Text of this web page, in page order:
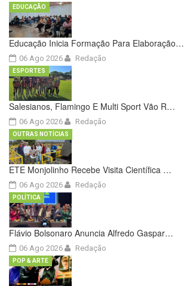
Educação Inicia Formação Para Elaboração…
06 Ago 2026
EDUCAÇÃO
Redação
Salesianos, Flamingo E Multi Sport Vão R…
06 Ago 2026
ESPORTES
Redação
ETE Monjolinho Recebe Visita Científica …
06 Ago 2026
OUTRAS NOTÍCIAS
Redação
Flávio Bolsonaro Anuncia Alfredo Gaspar…
06 Ago 2026
POLÍTICA
Redação
POP & ARTE